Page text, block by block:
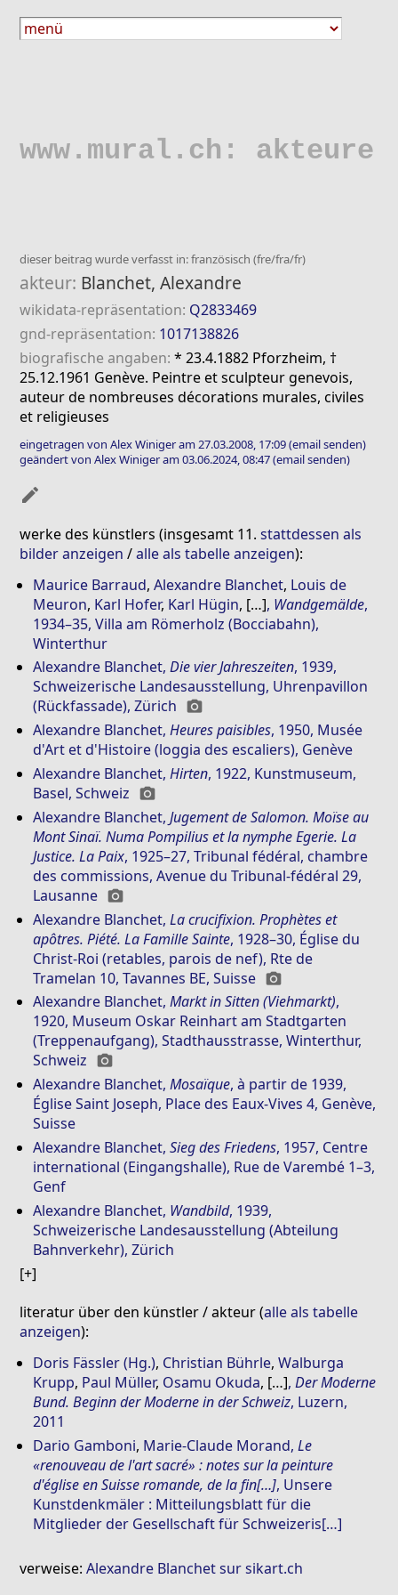
www.mural.ch: akteure
dieser beitrag wurde verfasst in: französisch (fre/fra/fr)
akteur: Blanchet, Alexandre
wikidata-repräsentation: Q2833469
gnd-repräsentation: 1017138826
biografische angaben:* 23.4.1882 Pforzheim, †
25.12.1961 Genève. Peintre et sculpteur genevois,
auteur de nombreuses décorations murales, civiles
et religieuses
eingetragen von Alex Winiger am 27.03.2008, 17:09(email senden)
geändert von Alex Winiger am 03.06.2024, 08:47(email senden)
mode_edit
werke des künstlers (insgesamt 11.stattdessen als
bilder anzeigen /alle als tabelle anzeigen):
Maurice Barraud,Alexandre Blanchet, Louis de
Meuron, Karl Hofer, Karl Hügin, […], Wandgemälde,
1934–35, Villa am Römerholz (Bocciabahn),
Winterthur
Alexandre Blanchet,Die vier Jahreszeiten, 1939,
Schweizerische Landesausstellung, Uhrenpavillon
(Rückfassade), Zürich photo_camera
Alexandre Blanchet,Heures paisibles, 1950, Musée
d'Art et d'Histoire (loggia des escaliers), Genève
Alexandre Blanchet,Hirten, 1922, Kunstmuseum,
Basel, Schweiz photo_camera
Alexandre Blanchet,Jugement de Salomon. Moïse au
Mont Sinaï. Numa Pompilius et la nymphe Egerie. La
Justice. La Paix, 1925–27, Tribunal fédéral, chambre
des commissions, Avenue du Tribunal-fédéral 29,
Lausanne photo_camera
Alexandre Blanchet,La crucifixion. Prophètes et
apôtres. Piété. La Famille Sainte, 1928–30, Église du
Christ-Roi (retables, parois de nef), Rte de
Tramelan 10, Tavannes BE, Suisse photo_camera
Alexandre Blanchet,Markt in Sitten (Viehmarkt),
1920, Museum Oskar Reinhart am Stadtgarten
(Treppenaufgang), Stadthausstrasse, Winterthur,
Schweiz photo_camera
Alexandre Blanchet,Mosaïque, à partir de 1939,
Église Saint Joseph, Place des Eaux-Vives 4, Genève,
Suisse
Alexandre Blanchet,Sieg des Friedens, 1957, Centre
international (Eingangshalle), Rue de Varembé 1–3,
Genf
Alexandre Blanchet, Wandbild, 1939,
Schweizerische Landesausstellung (Abteilung
Bahnverkehr), Zürich
literatur über den künstler / akteur (alle als tabelle
anzeigen):
Doris Fässler (Hg.), Christian Bührle,Walburga
Krupp, Paul Müller, Osamu Okuda, […],Der Moderne
Bund. Beginn der Moderne in der Schweiz, Luzern,
2011
Dario Gamboni, Marie-Claude Morand,Le
«renouveau de l'art sacré» : notes sur la peinture
d'église en Suisse romande, de la fin[…], Unsere
Kunstdenkmäler : Mitteilungsblatt für die
Mitglieder der Gesellschaft für Schweizeris[…]
verweise:Alexandre Blanchet sur sikart.ch